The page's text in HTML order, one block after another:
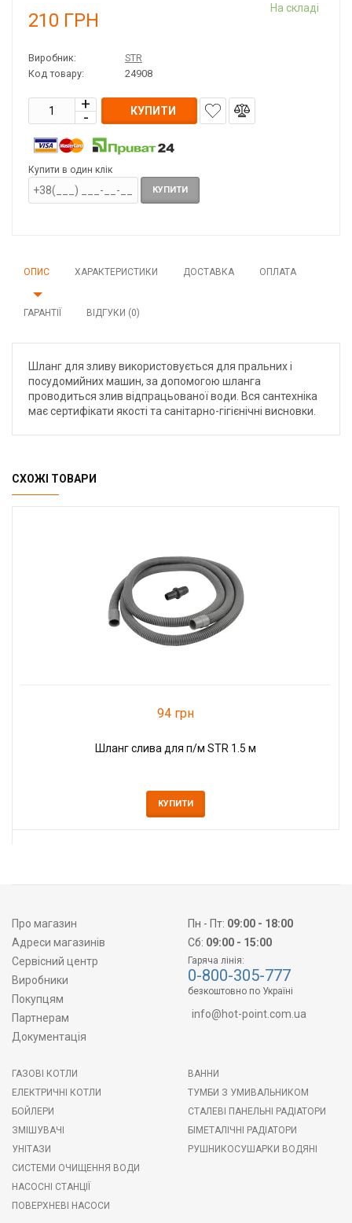
210 ГРН
На складі
Виробник:
STR
Код товару:
24908
КУПИТИ
Купити в один клік
КУПИТИ
ОПИС ХАРАКТЕРИСТИКИ ДОСТАВКА ОПЛАТА
ГАРАНТІЇ ВІДГУКИ (0)
Шланг для зливу використовується для пральних і
посудомийних машин, за допомогою шланга
проводиться злив відпрацьованої води. Вся сантехніка
має сертифікати якості та санітарно-гігієнічні висновки.
СХОЖІ ТОВАРИ
94 грн
Шланг слива для п/м STR 1.5 м
КУПИТИ
Про магазин
Адреси магазинів
Сервісний центр
Виробники
Покупцям
Партнерам
Документація
Пн - Пт: 09:00 - 18:00
Сб: 09:00 - 15:00
Гаряча лінія:
0-800-305-777
безкоштовно по Україні
info@hot-point.com.ua
ГАЗОВІ КОТЛИ
ЕЛЕКТРИЧНІ КОТЛИ
БОЙЛЕРИ
ЗМІШУВАЧІ
УНІТАЗИ
СИСТЕМИ ОЧИЩЕННЯ ВОДИ
НАСОСНІ СТАНЦІЇ
ПОВЕРХНЕВІ НАСОСИ
ВАННИ
ТУМБИ З УМИВАЛЬНИКОМ
СТАЛЕВІ ПАНЕЛЬНІ РАДІАТОРИ
БІМЕТАЛІЧНІ РАДІАТОРИ
РУШНИКОСУШАРКИ ВОДЯНІ